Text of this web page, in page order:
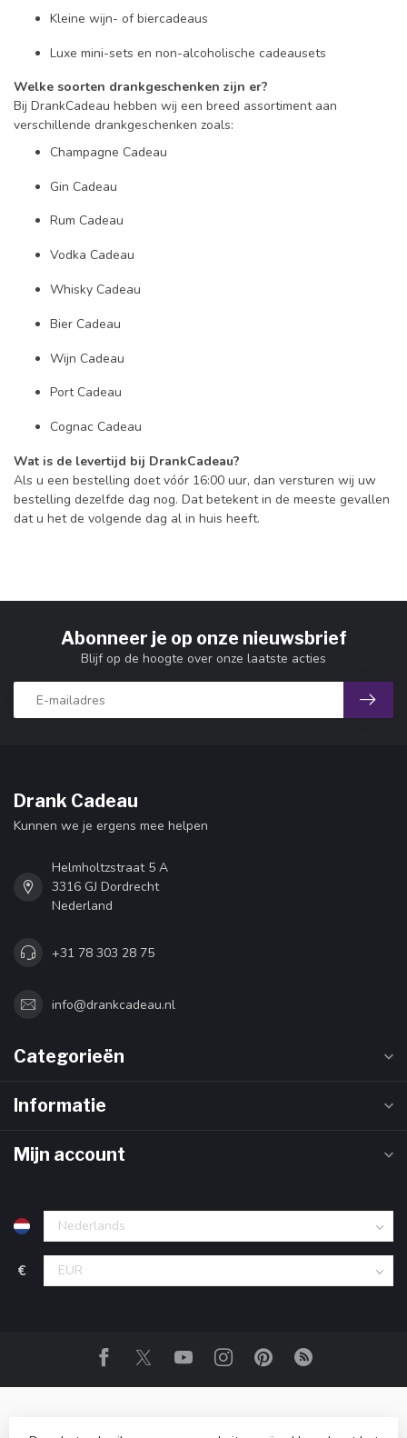
Kleine wijn- of biercadeaus
Luxe mini-sets en non-alcoholische cadeausets
Welke soorten drankgeschenken zijn er?
Bij DrankCadeau hebben wij een breed assortiment aan
verschillende drankgeschenken zoals:
Champagne Cadeau
Gin Cadeau
Rum Cadeau
Vodka Cadeau
Whisky Cadeau
Bier Cadeau
Wijn Cadeau
Port Cadeau
Cognac Cadeau
Wat is de levertijd bij DrankCadeau?
Als u een bestelling doet vóór 16:00 uur, dan versturen wij uw
bestelling dezelfde dag nog. Dat betekent in de meeste gevallen
dat u het de volgende dag al in huis heeft.
Abonneer je op onze nieuwsbrief
Blijf op de hoogte over onze laatste acties
Drank Cadeau
Kunnen we je ergens mee helpen
Helmholtzstraat 5 A
3316 GJ Dordrecht
Nederland
+31 78 303 28 75
info@drankcadeau.nl
Categorieën
Informatie
Mijn account
€